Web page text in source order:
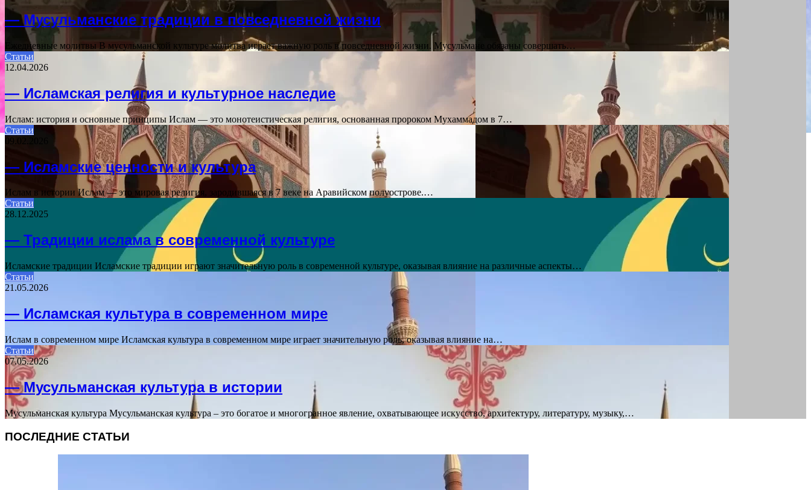
— Мусульманские традиции в повседневной жизни
Ежедневные молитвы В мусульманской культуре молитва играет важную роль в повседневной жизни. Мусульмане обязаны совершать…
Статьи
12.04.2026
— Исламская религия и культурное наследие
Ислам: история и основные принципы Ислам — это монотеистическая религия, основанная пророком Мухаммадом в 7…
Статьи
09.02.2026
— Исламские ценности и культура
Ислам в истории Ислам — это мировая религия, зародившаяся в 7 веке на Аравийском полуострове.…
Статьи
28.12.2025
— Традиции ислама в современной культуре
Исламские традиции Исламские традиции играют значительную роль в современной культуре, оказывая влияние на различные аспекты…
Статьи
21.05.2026
— Исламская культура в современном мире
Ислам в современном мире Исламская культура в современном мире играет значительную роль, оказывая влияние на…
Статьи
07.05.2026
— Мусульманская культура в истории
Мусульманская культура Мусульманская культура – это богатое и многогранное явление, охватывающее искусство, архитектуру, литературу, музыку,…
ПОСЛЕДНИЕ СТАТЬИ